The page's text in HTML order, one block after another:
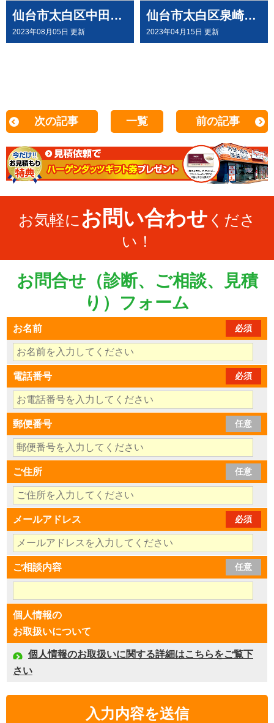
仙台市太白区中田町K様邸で 屋根外壁塗装工事させて頂きました
2023年08月05日 更新
仙台市太白区泉崎M様邸で 屋根外壁塗装工事させて頂きました
2023年04月15日 更新
次の記事 一覧 前の記事
お気軽に お問い合わせ くださ
い！
お問合せ（診断、ご相談、見積
り）フォーム
お名前 必須
電話番号 必須
郵便番号 任意
ご住所 任意
メールアドレス 必須
ご相談内容 任意
個人情報の
お取扱いについて
個人情報のお取扱いに関する詳細はこちらをご覧下
さい